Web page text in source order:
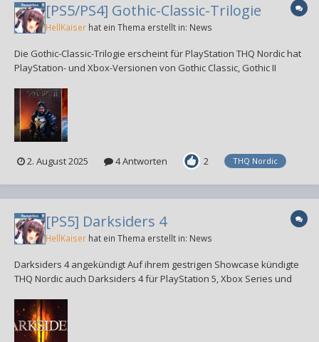
[PS5/PS4] Gothic-Classic-Trilogie
HellKaiser hat ein Thema erstellt in: News
Die Gothic-Classic-Trilogie erscheint für PlayStation THQ Nordic hat
PlayStation- und Xbox-Versionen von Gothic Classic, Gothic II
Showcase angekündigt. Alle drei Spiele sollen im kommenden Jahr
für PlayStation 5,...
2. August 2025 4 Antworten 2 THQ Nordic
[PS5] Darksiders 4
HellKaiser hat ein Thema erstellt in: News
Darksiders 4 angekündigt Auf ihrem gestrigen Showcase kündigte
THQ Nordic auch Darksiders 4 für PlayStation 5, Xbox Series und
ist ein Third-Person-Action-Adventure mit Kämpfen, Erkundung und
Rätseln in einer...